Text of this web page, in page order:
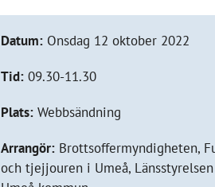
Datum:Onsdag 12 oktober 2022
Tid: 09.30-11.30
Plats: Webbsändning
Arrangör: Brottsoffermyndigheten,
och tjejjouren i Umeå,